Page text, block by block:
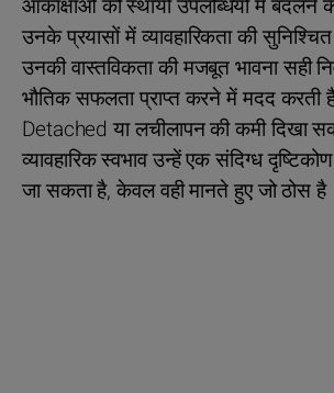
आकांक्षाओं को स्थायी उपलब्धियों में बदलने
उनके प्रयासों में व्यावहारिकता की
उनकी वास्तविकता की मजबूत भावना सही
भौतिक सफलता प्राप्त करने में मदद करती
Detached या लचीलापन की कमी दिखा
व्यावहारिक स्वभाव उन्हें एक संदिग्ध
जा सकता है, केवल वही मानते हुए जो ठोस